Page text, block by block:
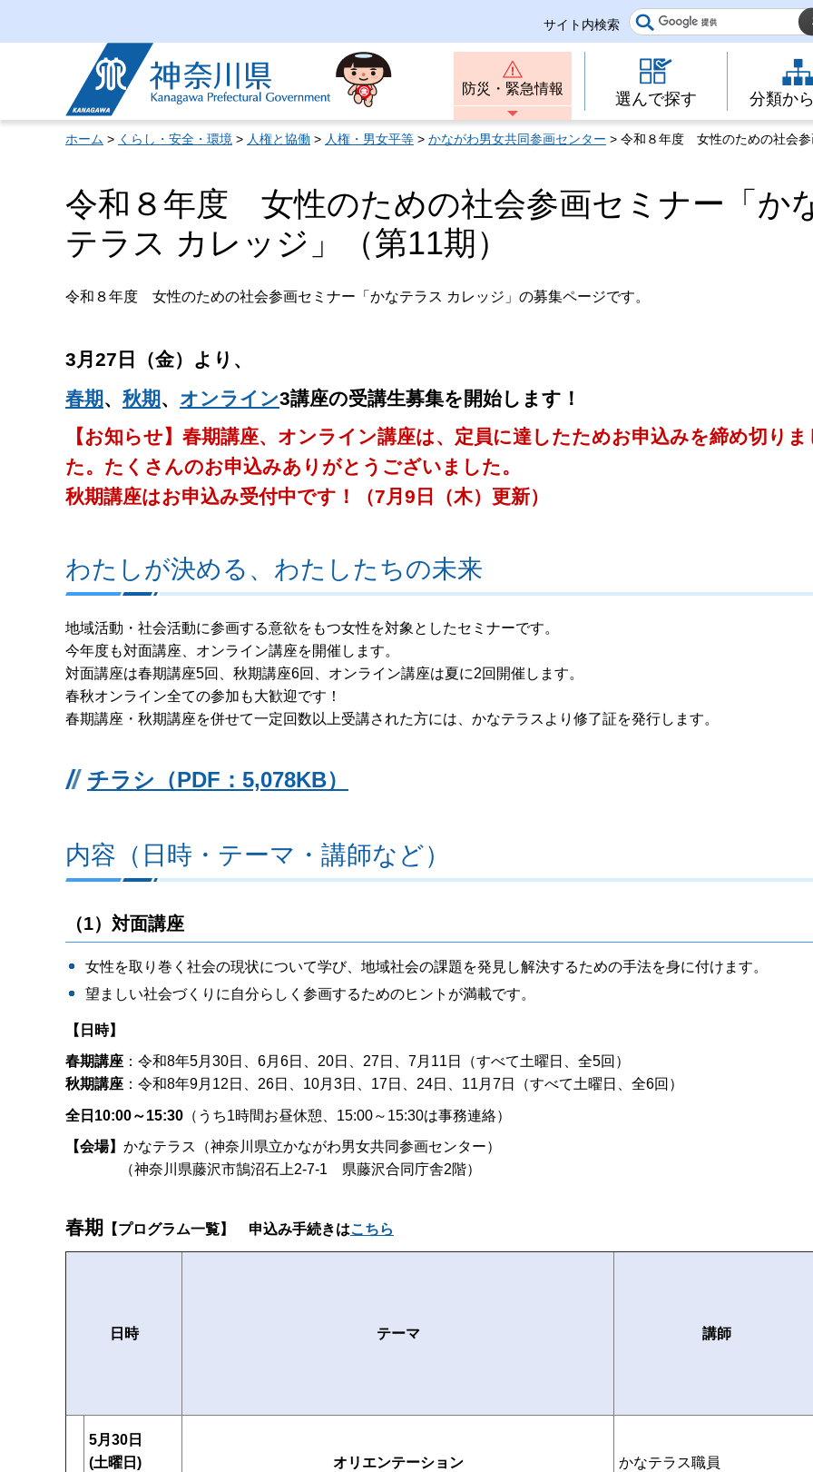
サイト内検索
神奈川県
防災・緊急情報
選んで探す 分類か
ホーム > くらし・安全・環境 > 人権と協働 > 人権・男女平等 > かながわ男女共同参画センター > 令和８年度 女性のための社会参
令和８年度 女性のための社会参画セミナー「か
テラス カレッジ」（第11期）
令和８年度 女性のための社会参画セミナー「かなテラス カレッジ」の募集ページです。
3月27日（金）より、
春期 、 秋期 、 オンライン3講座の受講生募集を開始します！
【お知らせ】春期講座、オンライン講座は、定員に達したためお申込みを締め切りま
た。たくさんのお申込みありがとうございました。
秋期講座はお申込み受付中です！
（7月9日（木）更新）
わたしが決める、わたしたちの未来
地域活動・社会活動に参画する意欲をもつ女性を対象としたセミナーです。
今年度も対面講座、オンライン講座を開催します。
対面講座は春期講座5回、秋期講座6回、オンライン講座は夏に2回開催します。
春秋オンライン全ての参加も大歓迎です！
春期講座・秋期講座を併せて一定回数以上受講された方には、かなテラスより修了証を発行します。
チラシ（PDF：5,078KB）
内容（日時・テーマ・講師など）
（1）対面講座
女性を取り巻く社会の現状について学び、地域社会の課題を発見し解決するための手法を身に付けます。
望ましい社会づくりに自分らしく参画するためのヒントが満載です。
【日時】
春期講座 ：令和8年5月30日、6月6日、20日、27日、7月11日（すべて土曜日、全5回）
秋期講座 ：令和8年9月12日、26日、10月3日、17日、24日、11月7日（すべて土曜日、全6回）
全日10:00～15:30 （うち1時間お昼休憩、15:00～15:30は事務連絡）
【会場】 かなテラス（神奈川県立かながわ男女共同参画センター）
（神奈川県藤沢市鵠沼石上2-7-1 県藤沢合同庁舎2階）
春期 【プログラム一覧】 申込み手続きはこちら
日時 テーマ 講師
5月30日
(土曜日)
オリエンテーション かなテラス職員